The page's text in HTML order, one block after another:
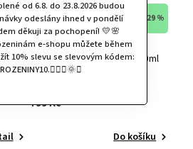
od 6.8. do 23.8.2026 budou
odeslány ihned v pondělí
děkuji za pochopení! 💛🌸
e-shopu můžete během
10% slevu se slevovým kódem:
s
–29 %
LUMI MEN hydratační krém 50ml
799 Kč
Do košíku